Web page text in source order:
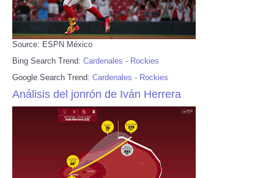
Source: ESPN México
Bing Search Trend: Cardenales - Rockies
Google Search Trend: Cardenales - Rockies
Análisis del jonrón de Iván Herrera